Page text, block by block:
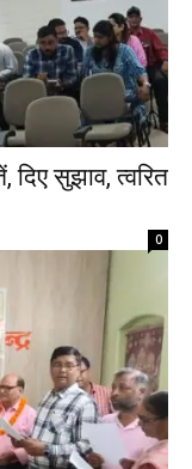
सुझाव, त्वरित
0